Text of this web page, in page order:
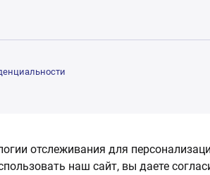
отслеживания для
наш сайт, вы даете